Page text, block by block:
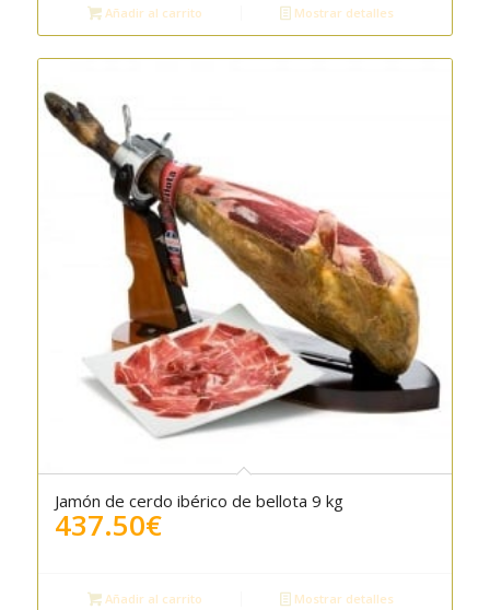
Añadir al carrito Mostrar detalles
4.00
Jamón de cerdo ibérico de bellota 9 kg
437.50€
Añadir al carrito Mostrar detalles